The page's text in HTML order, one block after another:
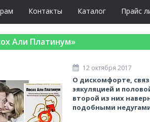
Контакты Каталог Прайс
Али Платинум»
12 октября 2017
О дискомфорте,
эякуляцией и
второй из них
подобными